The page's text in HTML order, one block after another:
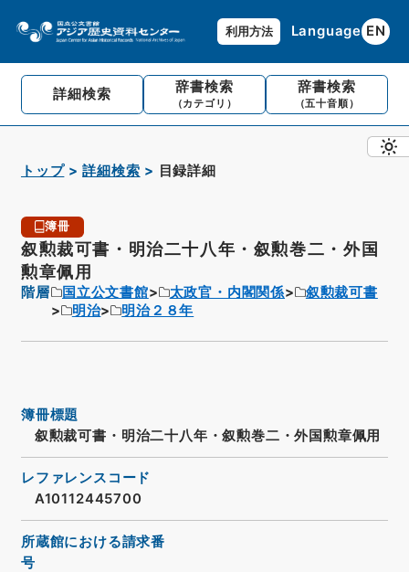
利用方法 Language EN
詳細検索 辞書検索
（カテゴリ）
辞書検索
（五十音順）
トップ 詳細検索 目録詳細
簿冊
叙勲裁可書・明治二十八年・叙勲巻二・外国
勲章佩用
階層 国立公文書館 太政官・内閣関係
叙勲裁可書
明治
明治２８年
簿冊標題
叙勲裁可書・明治二十八年・叙勲巻二・外国勲章佩用
レファレンスコード
A10112445700
所蔵館における請求番
号